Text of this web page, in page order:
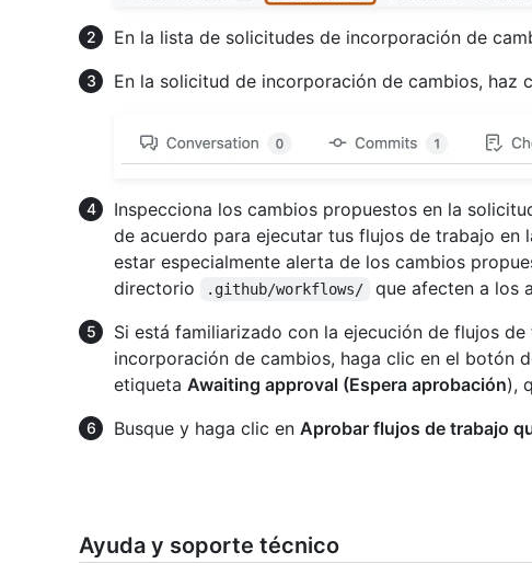
En la lista de solicitudes de incorporación de
En la solicitud de incorporación de cambios, haz
Inspecciona los cambios propuestos en la
de acuerdo para ejecutar tus flujos de trabajo en
estar especialmente alerta de los cambios
directorio
.github/workflows/
que afecten a los
Si está familiarizado con la ejecución de flujos
incorporación de cambios, haga clic en el botón
etiqueta Awaiting approval (Espera aprobación),
Busque y haga clic en Aprobar flujos de trabajo
Ayuda y soporte técnico